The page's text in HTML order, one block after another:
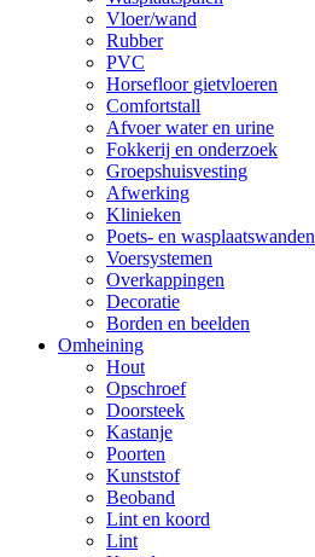
Vloer/wand
Rubber
PVC
Horsefloor gietvloeren
Comfortstall
Afvoer water en urine
Fokkerij en onderzoek
Groepshuisvesting
Afwerking
Klinieken
Poets- en wasplaatswanden
Voersystemen
Overkappingen
Decoratie
Borden en beelden
Omheining
Hout
Opschroef
Doorsteek
Kastanje
Poorten
Kunststof
Beoband
Lint en koord
Lint